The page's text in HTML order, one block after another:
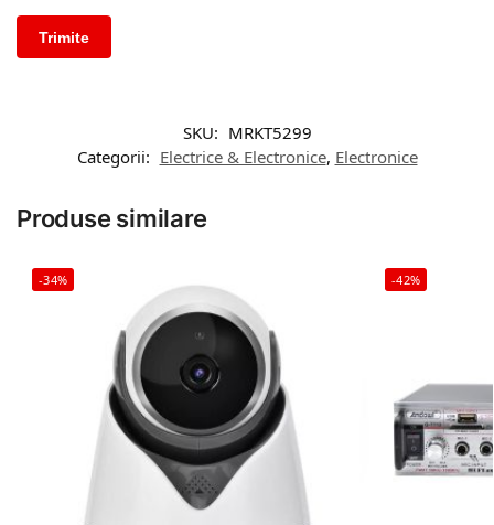
SKU: MRKT5299
Categorii: Electrice & Electronice, Electronice
Produse similare
-34% -42%